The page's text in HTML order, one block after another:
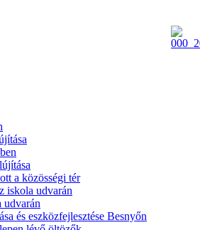
a közösségi tér
iskola udvarán
udvarán
és eszközfejlesztése Besnyőn